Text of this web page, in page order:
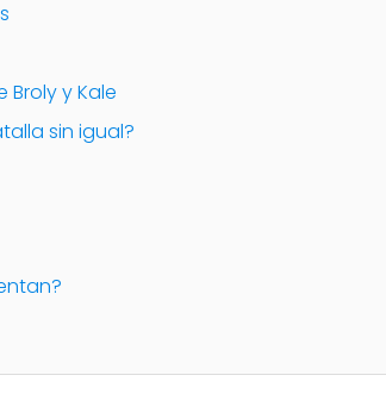
y Kale
sin igual?